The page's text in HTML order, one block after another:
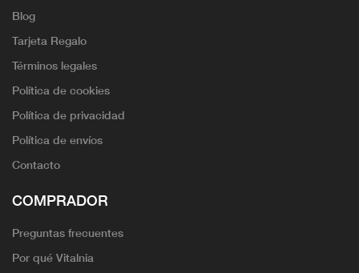
Blog
Tarjeta Regalo
Términos legales
Política de cookies
Política de privacidad
Política de envíos
Contacto
COMPRADOR
Preguntas frecuentes
Por qué Vitalnia